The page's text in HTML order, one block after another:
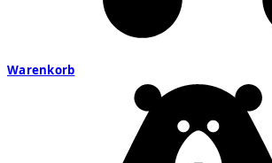
Warenkorb